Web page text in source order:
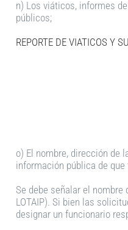
n) Los viáticos, informes
públicos;
REPORTE DE VIATICOS Y
o) El nombre, dirección de
información pública de
Se debe señalar el
LOTAIP). Si bien las
designar un funcionario